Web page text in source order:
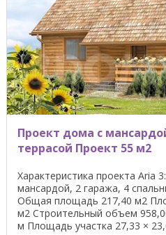
Проект дома с
террасой Проект 55 м2
Характеристика проекта Aria
мансардой, 2 гаража, 4
Общая площадь 217,40 м2
м2 Строительный объем
м Площадь участка 27,33 ×